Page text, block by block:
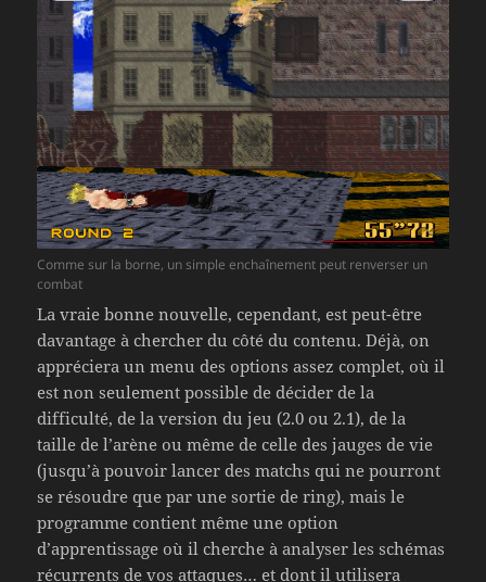
Comme sur la borne, un simple enchaînement peut renverser un
combat
La vraie bonne nouvelle, cependant, est peut-être
davantage à chercher du côté du contenu. Déjà, on
appréciera un menu des options assez complet, où il
est non seulement possible de décider de la
difficulté, de la version du jeu (2.0 ou 2.1), de la
taille de l’arène ou même de celle des jauges de vie
(jusqu’à pouvoir lancer des matchs qui ne pourront
se résoudre que par une sortie de ring), mais le
programme contient même une option
d’apprentissage où il cherche à analyser les schémas
récurrents de vos attaques… et dont il utilisera